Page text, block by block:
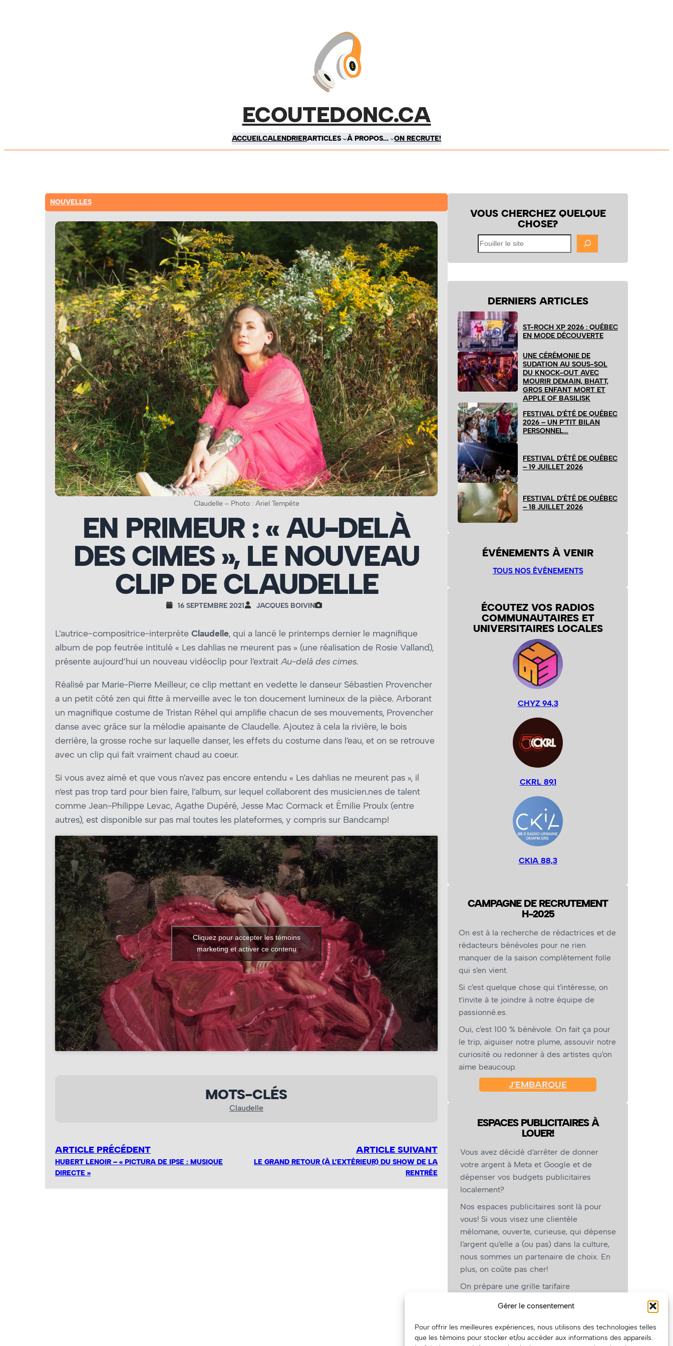
Gérer le consentement
Pour offrir les meilleures expériences, nous utilisons des technologies telles
que les témoins pour stocker et/ou accéder aux informations des appareils.
ECOUTEDONC.CA
ACCUEILCALENDRIERARTICLES À PROPOS… ON RECRUTE!
NOUVELLES
Claudelle – Photo : Ariel Tempête
EN PRIMEUR : « AU-DELÀ
DES CIMES », LE NOUVEAU
CLIP DE CLAUDELLE
16 SEPTEMBRE 2021 JACQUES BOIVIN
L’autrice-compositrice-interprète Claudelle, qui a lancé le printemps dernier le magnifique
album de pop feutrée intitulé « Les dahlias ne meurent pas » (une réalisation de Rosie Valland),
présente aujourd’hui un nouveau vidéoclip pour l’extrait Au-delà des cimes.
Réalisé par Marie-Pierre Meilleur, ce clip mettant en vedette le danseur Sébastien Provencher
a un petit côté zen qui fitte à merveille avec le ton doucement lumineux de la pièce. Arborant
un magnifique costume de Tristan Réhel qui amplifie chacun de ses mouvements, Provencher
danse avec grâce sur la mélodie apaisante de Claudelle. Ajoutez à cela la rivière, le bois
derrière, la grosse roche sur laquelle danser, les effets du costume dans l’eau, et on se retrouve
avec un clip qui fait vraiment chaud au coeur.
Si vous avez aimé et que vous n’avez pas encore entendu « Les dahlias ne meurent pas », il
n’est pas trop tard pour bien faire, l’album, sur lequel collaborent des musicien.nes de talent
comme Jean-Philippe Levac, Agathe Dupéré, Jesse Mac Cormack et Émilie Proulx (entre
autres), est disponible sur pas mal toutes les plateformes, y compris sur Bandcamp!
Cliquez pour accepter les témoins
marketing et activer ce contenu
MOTS-CLÉS
Claudelle
ARTICLE PRÉCÉDENT
HUBERT LENOIR – « PICTURA DE IPSE : MUSIQUE
DIRECTE »
ARTICLE SUIVANT
LE GRAND RETOUR (À L’EXTÉRIEUR) DU SHOW DE LA
RENTRÉE
VOUS CHERCHEZ QUELQUE
CHOSE?
Fouiller
le
site
DERNIERS ARTICLES
ST-ROCH XP 2026 : QUÉBEC
EN MODE DÉCOUVERTE
UNE CÉRÉMONIE DE
SUDATION AU SOUS-SOL
DU KNOCK-OUT AVEC
MOURIR DEMAIN, BHATT,
GROS ENFANT MORT ET
APPLE OF BASILISK
FESTIVAL D’ÉTÉ DE QUÉBEC
2026 – UN P’TIT BILAN
PERSONNEL…
FESTIVAL D’ÉTÉ DE QUÉBEC
– 19 JUILLET 2026
FESTIVAL D’ÉTÉ DE QUÉBEC
– 18 JUILLET 2026
ÉVÉNEMENTS À VENIR
TOUS NOS ÉVÉNEMENTS
ÉCOUTEZ VOS RADIOS
COMMUNAUTAIRES ET
UNIVERSITAIRES LOCALES
CHYZ 94,3
CKRL 89,1
CKIA 88,3
CAMPAGNE DE RECRUTEMENT
H-2025
On est à la recherche de rédactrices et de
rédacteurs bénévoles pour ne rien
manquer de la saison complètement folle
qui s’en vient.
Si c’est quelque chose qui t’intéresse, on
t’invite à te joindre à notre équipe de
passionné.es.
Oui, c’est 100 % bénévole. On fait ça pour
le trip, aiguiser notre plume, assouvir notre
curiosité ou redonner à des artistes qu’on
aime beaucoup.
J’EMBARQUE
ESPACES PUBLICITAIRES À
LOUER!
Vous avez décidé d’arrêter de donner
votre argent à Meta et Google et de
dépenser vos budgets publicitaires
localement?
Nos espaces publicitaires sont là pour
vous! Si vous visez une clientèle
mélomane, ouverte, curieuse, qui dépense
l’argent qu’elle a (ou pas) dans la culture,
nous sommes un partenaire de choix. En
plus, on coûte pas cher!
On prépare une grille tarifaire
vous, les artistes!)